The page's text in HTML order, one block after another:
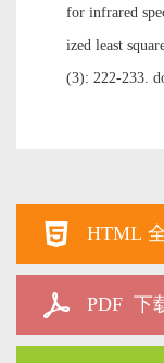
for infrared
ized least
(3): 222-233.
HTML
PDF 下